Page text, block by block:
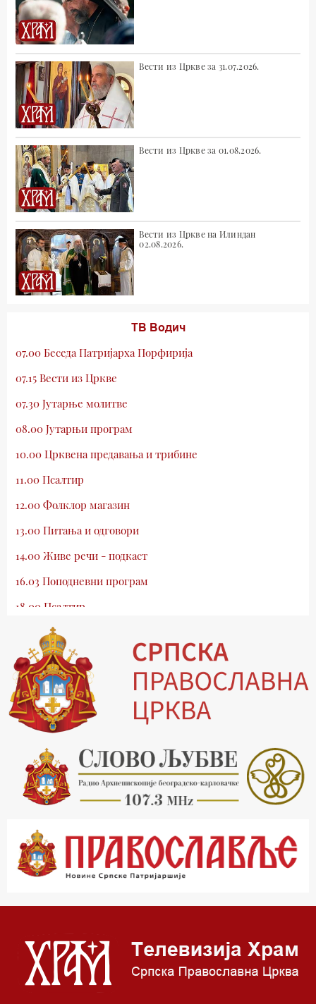
Вести из Цркве за 31.07.2026.
Вести из Цркве за 01.08.2026.
Вести из Цркве на Илиндан
02.08.2026.
ТВ Водич
07.00 Беседа Патријарха Порфирија
07.15 Вести из Цркве
07.30 Јутарње молитве
08.00 Јутарњи програм
10.00 Црквена предавања и трибине
11.00 Псалтир
12.00 Фолклор магазин
13.00 Питања и одговори
14.00 Живе речи - подкаст
16.03 Поподневни програм
18.00 Псалтир
19.03 Млади у Цркви
19.30 Вечерње молитве
20.00 Вести из Цркве
20.15 Реч архијереја
20.30 Хроника Архиепископије
21.03 Врлинослов
22.03 Црквена предавања и трибине
23.00 Питања и одговори
00.03 Црквена предавања и трибине
01.03 Живе речи - подкаст
*најважније вести емитујемо на сваки пун сат